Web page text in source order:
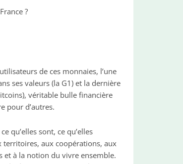
?
de ces monnaies, l’une
ses valeurs (la G1) et la dernière
véritable bulle financière
pour d’autres.
qu’elles sont, ce qu’elles
aux coopérations, aux
et à la notion du vivre ensemble.